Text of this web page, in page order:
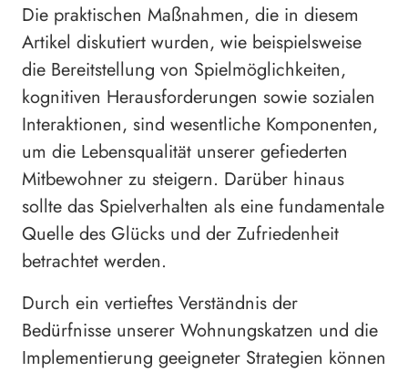
Die praktischen Maßnahmen, die in diesem
Artikel diskutiert wurden, wie beispielsweise
die Bereitstellung von Spielmöglichkeiten,
kognitiven Herausforderungen sowie sozialen
Interaktionen, sind wesentliche Komponenten,
um die Lebensqualität unserer gefiederten
Mitbewohner zu steigern. Darüber hinaus
sollte das Spielverhalten als eine fundamentale
Quelle des Glücks und der Zufriedenheit
betrachtet werden.
Durch ein vertieftes Verständnis der
Bedürfnisse unserer Wohnungskatzen und die
Implementierung geeigneter Strategien können